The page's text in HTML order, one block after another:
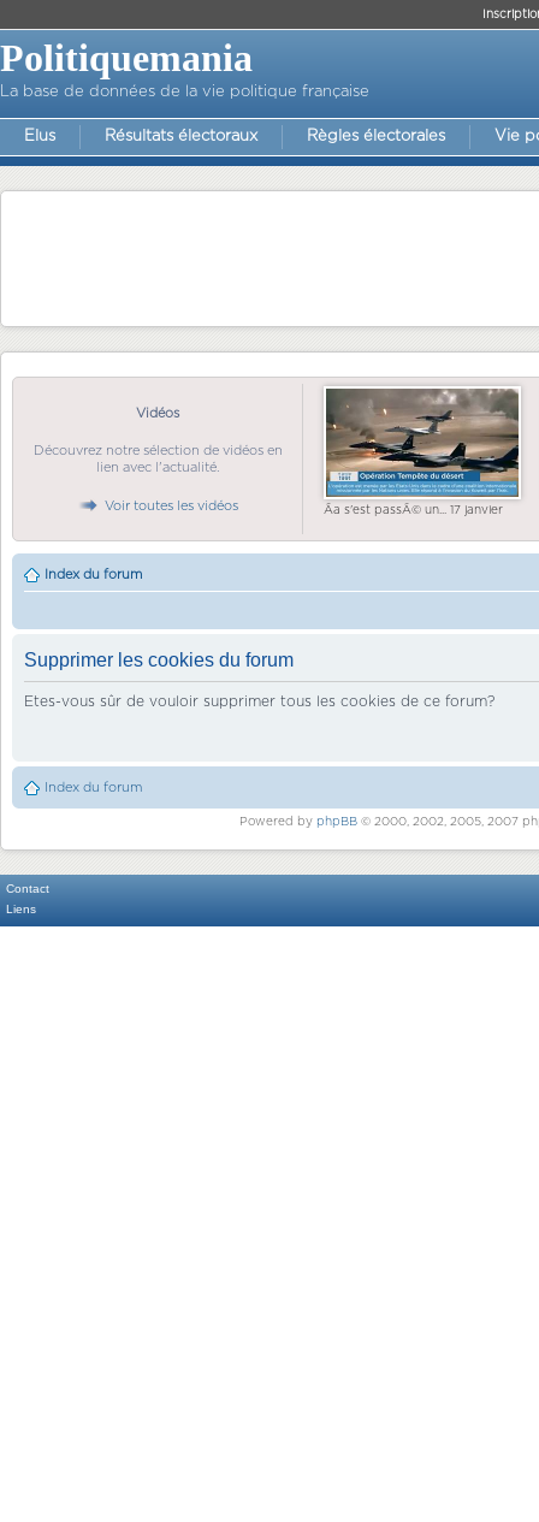
Politiquemania
La base de données de la vie politique française
Elus Résultats électoraux Règles électorales Vie
Vidéos
Découvrez notre sélection de vidéos en
lien avec l'actualité.
Voir toutes les vidéos Ãa s'est passÃ© un... 17 janvier
Index du forum
Supprimer les cookies du forum
Etes-vous sûr de vouloir supprimer tous les cookies de ce forum?
Index du forum
Powered by phpBB© 2000, 2002, 2005, 2007
Contact
Liens